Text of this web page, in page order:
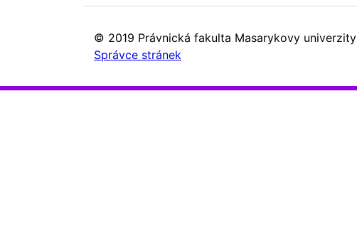
© 2019 Právnická fakulta Masarykovy univerzity
Správce stránek